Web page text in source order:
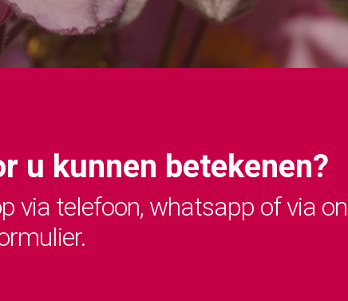
u kunnen betekenen?
via telefoon, whatsapp of via